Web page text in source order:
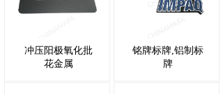
冲压阳极氧化批
花金属
铭牌标牌,铝制标
牌